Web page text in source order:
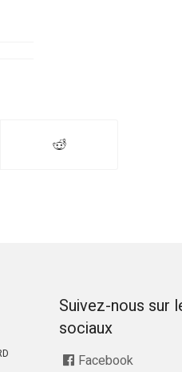
Suivez-nous sur
sociaux
Facebook